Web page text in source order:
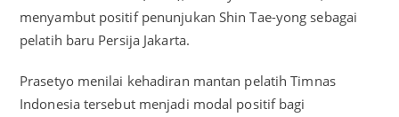
menyambut positif penunjukan Shin Tae-yong sebagai
pelatih baru Persija Jakarta.
Prasetyo menilai kehadiran mantan pelatih Timnas
Indonesia tersebut menjadi modal positif bagi